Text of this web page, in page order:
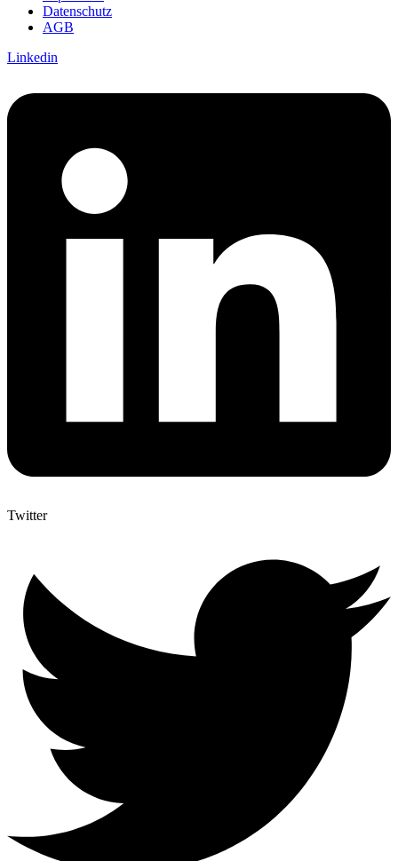
Datenschutz
AGB
Linkedin
Twitter